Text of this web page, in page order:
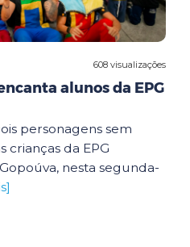
608 visualizações
alunos da EPG
personagens sem
crianças da EPG
nesta segunda-